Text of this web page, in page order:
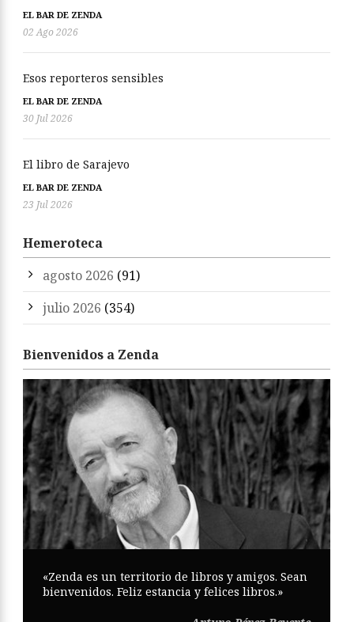
EL BAR DE ZENDA
02 Ago 2026
Esos reporteros sensibles
EL BAR DE ZENDA
30 Jul 2026
El libro de Sarajevo
EL BAR DE ZENDA
23 Jul 2026
Hemeroteca
agosto 2026 (91)
julio 2026 (354)
Bienvenidos a Zenda
«Zenda es un territorio de libros y amigos. Sean
bienvenidos. Feliz estancia y felices libros.»